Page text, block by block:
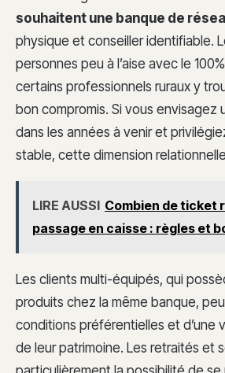
souhaitent une banque de
physique et conseiller identifiable.
personnes peu à l’aise avec le
certains professionnels ruraux y
bon compromis. Si vous envisagez
dans les années à venir et
stable, cette dimension
LIRE AUSSI Combien de ticket
passage en caisse : règles et
Les clients multi-équipés, qui
produits chez la même banque,
conditions préférentielles et d’une
de leur patrimoine. Les retraités et